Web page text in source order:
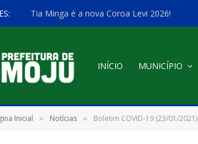
Tia Minga é a nova Coroa Levi 2026!
INÍCIO MUNICÍPIO
Inicial » Notícias » Boletim COVID-19 (23/01/2021)